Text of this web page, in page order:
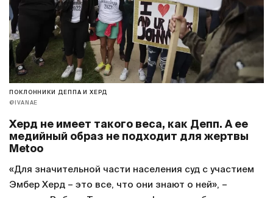
ПОКЛОННИКИ ДЕППА И ХЕРД
@IVANAE
Херд не имеет такого веса, как Депп. А ее
медийный образ не подходит для жертвы
Metoo
«Для значительной части населения суд с участием
Эмбер Херд – это все, что они знают о ней», –